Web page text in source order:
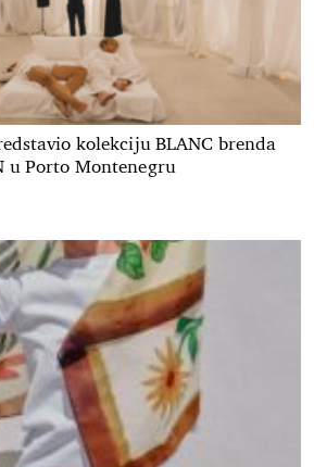
kolekciju BLANC brenda
u Porto Montenegru